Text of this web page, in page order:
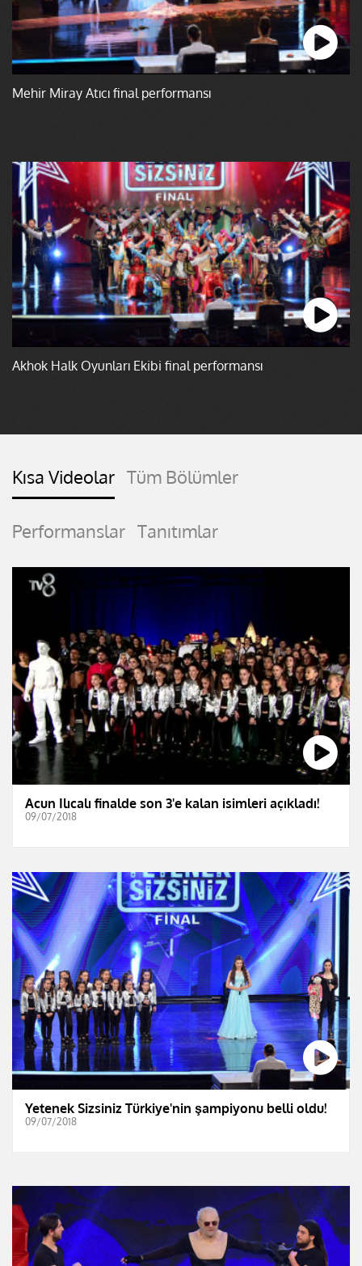
Mehir Miray Atıcı final performansı
Akhok Halk Oyunları Ekibi final performansı
Kısa Videolar Tüm Bölümler
Performanslar Tanıtımlar
Acun Ilıcalı finalde son 3'e kalan isimleri açıkladı!
09/07/2018
Yetenek Sizsiniz Türkiye'nin şampiyonu belli oldu!
09/07/2018